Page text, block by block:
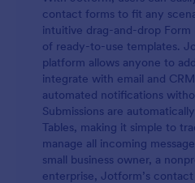
contact forms to fit any
intuitive drag-and-drop Form
of ready-to-use templates.
platform allows anyone to
integrate with email and
automated notifications
Submissions are
Tables, making it simple to
manage all incoming
small business owner, a
enterprise, Jotform’s